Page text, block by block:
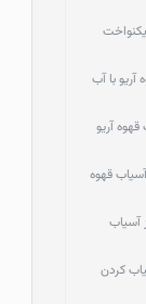
با آب
آریو
قهوه
آسیاب
کردن